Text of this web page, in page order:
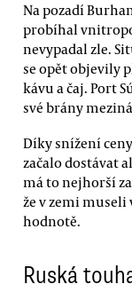
Na pozadí
probíhal
nevypadal zle.
se opět objevily
kávu a čaj. Port
své brány
Díky snížení
začalo dostávat
má to nejhorší
že v zemi
hodnotě.
Ruská